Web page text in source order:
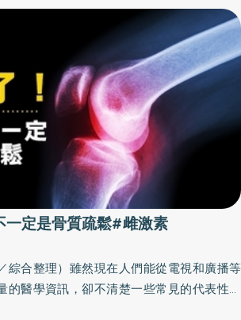
平時上班忙碌飲食不均衡，導致月經的經血
，或突然來一次量很大的月經，月經的週期
也沒有明顯的高低溫出現，至婦產科檢查沒
中醫，中醫師推測因內分泌失調造成的「無
藥與針灸半年的努力奮鬥，月經變的規律且
小寶寶。雌激素與黃體素影響女性月經週期
院仁愛院區中醫科主治醫師周宗翰表示，一
期是受到大腦皮質、下視丘、腦下垂體、子
性內分泌系統相互影響。卵巢會周期性地在
，而排卵後分泌黃體素progesterone。
作用，會出現增生期和分泌期的變化，當
內膜失去激素的支援就發生壞死，剝脫出
，現代人因生活型態飲食與壓力，導致女性
無排卵性月經導致不孕，這時月經出血型態
只有深褐色分泌物的感覺，這種狀況多是
一定是骨質疏鬆#雌激素
綜合整理）雖然現在人們能從電視和廣播等
的醫學資訊，卻不清楚一些常見的代表性常